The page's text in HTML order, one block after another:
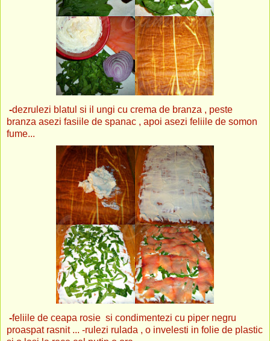
-dezrulezi blatul si il ungi cu crema de branza , peste
branza asezi fasiile de spanac , apoi asezi feliile de somon
fume...
-feliile de ceapa rosie si condimentezi cu piper negru
proaspat rasnit ... -rulezi rulada , o invelesti in folie de plastic